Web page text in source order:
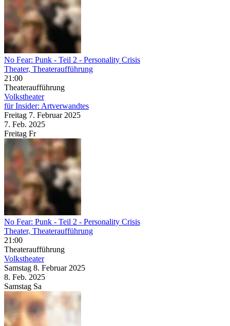
No Fear: Punk - Teil 2 - Personality Crisis
Theater, Theateraufführung
21:00
Theateraufführung
Volkstheater
für Insider: Artverwandtes
Freitag 7. Februar 2025
7. Feb. 2025
Freitag Fr
No Fear: Punk - Teil 2 - Personality Crisis
Theater, Theateraufführung
21:00
Theateraufführung
Volkstheater
Samstag 8. Februar 2025
8. Feb. 2025
Samstag Sa